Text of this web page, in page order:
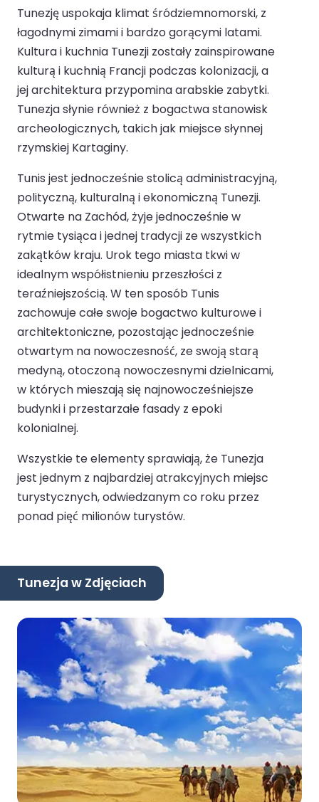
Tunezję uspokaja klimat śródziemnomorski, z
łagodnymi zimami i bardzo gorącymi latami.
Kultura i kuchnia Tunezji zostały zainspirowane
kulturą i kuchnią Francji podczas kolonizacji, a
jej architektura przypomina arabskie zabytki.
Tunezja słynie również z bogactwa stanowisk
archeologicznych, takich jak miejsce słynnej
rzymskiej Kartaginy.
Tunis jest jednocześnie stolicą administracyjną,
polityczną, kulturalną i ekonomiczną Tunezji.
Otwarte na Zachód, żyje jednocześnie w
rytmie tysiąca i jednej tradycji ze wszystkich
zakątków kraju. Urok tego miasta tkwi w
idealnym współistnieniu przeszłości z
teraźniejszością. W ten sposób Tunis
zachowuje całe swoje bogactwo kulturowe i
architektoniczne, pozostając jednocześnie
otwartym na nowoczesność, ze swoją starą
medyną, otoczoną nowoczesnymi dzielnicami,
w których mieszają się najnowocześniejsze
budynki i przestarzałe fasady z epoki
kolonialnej.
Wszystkie te elementy sprawiają, że Tunezja
jest jednym z najbardziej atrakcyjnych miejsc
turystycznych, odwiedzanym co roku przez
ponad pięć milionów turystów.
Tunezja w Zdjęciach